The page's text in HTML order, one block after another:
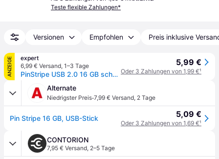
Teste flexible Zahlungen*
Versionen Empfohlen Preis inklusive
ANZEIGE
expert
6,99 € Versand, 1–3 Tage
PinStripe USB 2.0 16 GB schwarz USB-Stick
5,99 €
Oder 3 Zahlungen von 1,99 €¹
Alternate
Niedrigster Preis·7,99 € Versand, 2 Tage
Pin Stripe 16 GB, USB-Stick 5,09 €
Oder 3 Zahlungen von 1,69 €¹
CONTORION
7,95 € Versand, 2–5 Tage